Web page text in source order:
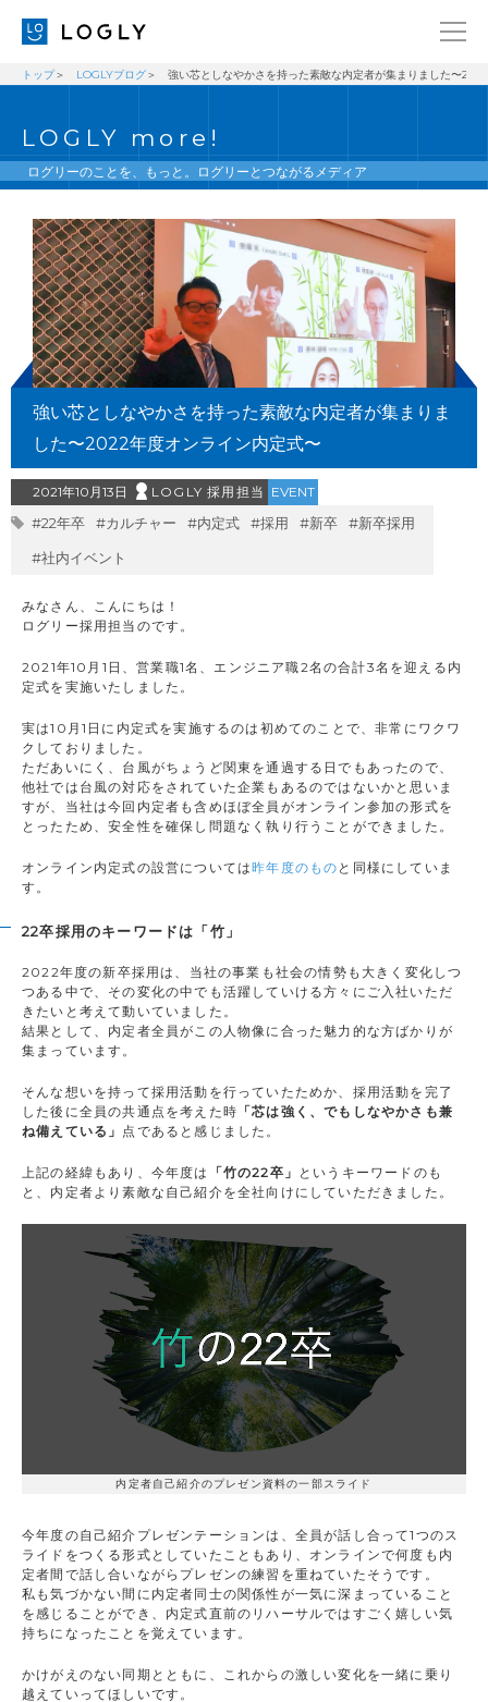
日本語
経営理念
メッセージ
ニュース
ブログ
事業内容
採用情報
IR
お問い合わせ
トップ LOGLYブログ 強い芯としなやかさを持った素敵な内定者が集まりました〜
LOGLY more!
ログリーのことを、もっと。ログリーとつながるメディア
強い芯としなやかさを持った素敵な内定者が集まりま
した〜2022年度オンライン内定式〜
2021年10月13日 LOGLY 採用担当 EVENT
#22年卒 #カルチャー #内定式 #採用 #新卒
#新卒採用
#社内イベント
みなさん、こんにちは！
ログリー採用担当のです。
2021年10月1日、営業職1名、エンジニア職2名の合計3名を迎える内
定式を実施いたしました。
実は10月1日に内定式を実施するのは初めてのことで、非常にワクワ
クしておりました。
ただあいにく、台風がちょうど関東を通過する日でもあったので、
他社では台風の対応をされていた企業もあるのではないかと思いま
すが、当社は今回内定者も含めほぼ全員がオンライン参加の形式を
とったため、安全性を確保し問題なく執り行うことができました。
オンライン内定式の設営については昨年度のもの と同様にしていま
す。
22卒採用のキーワードは「竹」
2022年度の新卒採用は、当社の事業も社会の情勢も大きく変化しつ
つある中で、その変化の中でも活躍していける方々にご入社いただ
きたいと考えて動いていました。
結果として、内定者全員がこの人物像に合った魅力的な方ばかりが
集まっています。
そんな想いを持って採用活動を行っていたためか、採用活動を完了
した後に全員の共通点を考えた時 「芯は強く、でもしなやかさも兼
ね備えている」 点であると感じました。
上記の経緯もあり、今年度は 「竹の22卒」 というキーワードのも
と、内定者より素敵な自己紹介を全社向けにしていただきました。
内定者自己紹介のプレゼン資料の一部スライド
今年度の自己紹介プレゼンテーションは、全員が話し合って1つのス
ライドをつくる形式としていたこともあり、オンラインで何度も内
定者間で話し合いながらプレゼンの練習を重ねていたそうです。
私も気づかない間に内定者同士の関係性が一気に深まっていること
を感じることができ、内定式直前のリハーサルではすごく嬉しい気
持ちになったことを覚えています。
かけがえのない同期とともに、これからの激しい変化を一緒に乗り
越えていってほしいです。